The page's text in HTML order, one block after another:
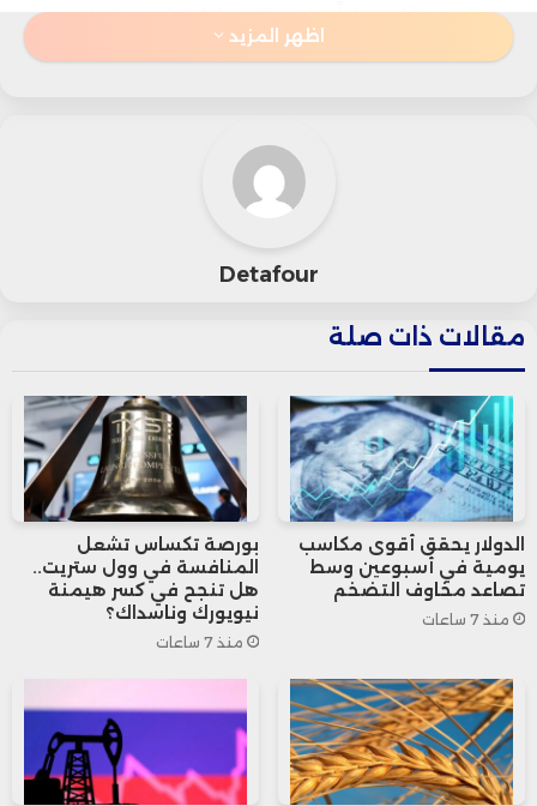
سجل نموًا مماثلًا. في المقابل، شهد إنتاج
السلع الاستهلاكية تراجعًا بنسبة 0.9%.
وعلى المستوى السنوي، انخفض الإنتاج
الصناعي بنسبة 0.9%، وهو تحسن بسيط
السابق. أما على أساس ربعي، فقد أظهر
متوسط الإنتاج للربع الثاني ارتفاعًا طفيفًا
يعكس بداية توزان نسبي في الأداء الصناعي.
اظهر المزيد
Detafour
مقالات ذات صلة
الدولار يحقق أقوى مكاسب
يومية في أسبوعين وسط
تصاعد مخاوف التضخم
منذ 7 ساعات
بورصة تكساس تشعل
المنافسة في وول ستريت..
هل تنجح في كسر هيمنة
نيويورك وناسداك؟
منذ 7 ساعات